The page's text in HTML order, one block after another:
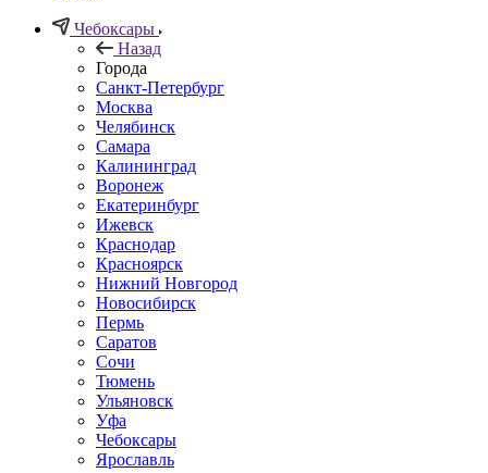
Чебоксары
Назад
Города
Санкт-Петербург
Москва
Челябинск
Самара
Калининград
Воронеж
Екатеринбург
Ижевск
Краснодар
Красноярск
Нижний Новгород
Новосибирск
Пермь
Саратов
Сочи
Тюмень
Ульяновск
Уфа
Чебоксары
Ярославль